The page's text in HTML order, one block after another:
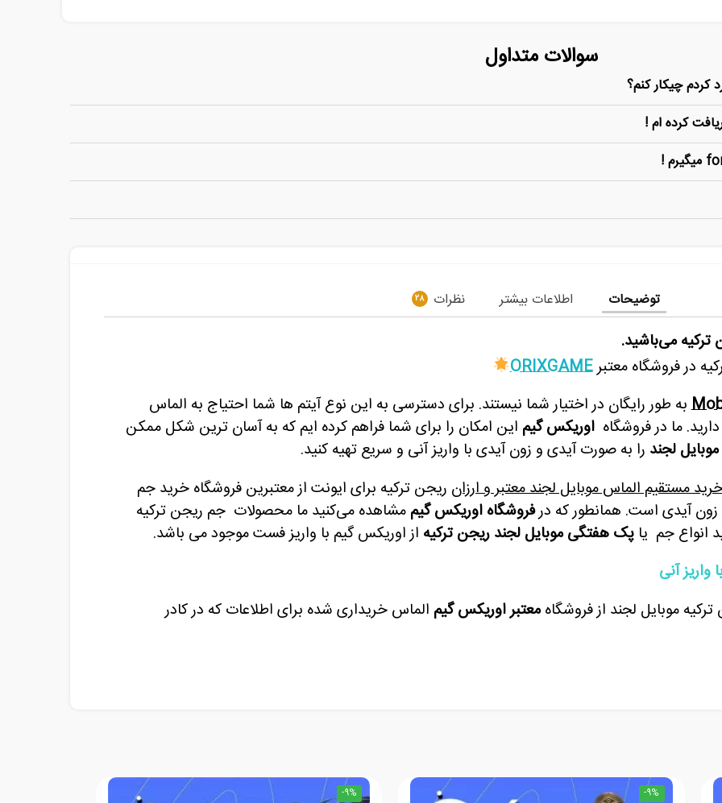
سوالات متداول
کردم چیکار کنم؟
کرده ام !
توضیحات اطلاعات بیشتر نظرات 28
می‌باشید.
در فروشگاه معتبرORIXGAME
به طور رایگان در اختیار شما نیستند. برای دسترسی به این نوع آیتم ها شما احتیاج به الماس
دارید. ما در فروشگاهاوریکس گیم این امکان را برای شما فراهم کرده ایم که به آسان ترین شکل ممکن
لجند را به صورت آیدی و زون آیدی با واریز آنی و سریعتهیه کنید.
مستقیم الماس موبایل لجند معتبر و ارزان ریجن ترکیه برای ایونت از معتبرین فروشگاه خرید جم
آیدی است. همانطور که درفروشگاه اوریکس گیم مشاهده می‌کنید ما محصولات جم ریجن ترکیه
انواع جم یاپک هفتگی موبایل لجند ریجن ترکیه از اوریکس گیم با واریز فست موجود می باشد.
واریز آنی
موبایل لجند از فروشگاهمعتبر اوریکس گیم الماس خریداری شده برای اطلاعات که در کادر
-9%
-9%